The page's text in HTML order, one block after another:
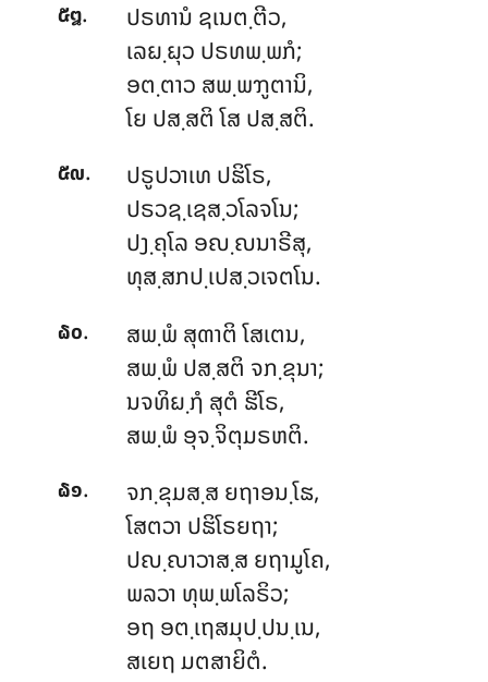
໕໘.
ປຣທານໍ ຊເນຕ຺ຕີວ,
ເລຏ຺ຏຸວ ປຣທພ຺ພກໍ;
ອຕ຺ຕາວ ສພ຺ພຠູຕານິ,
ໂຍ ປສ຺ສຕິ ໂສ ປສ຺ສຕິ.
໕໙.
ປຣູປວາເທ ປຘິໂຣ,
ປຣວຊ຺ເຊສ຺ວໂລຈໂນ;
ປງ຺ຄຸໂລ ອຎ຺ຎນາຣີສຸ,
ທຸສ຺ສກປ຺ເປສ຺ວເຈຕໂນ.
໖໐.
ສພ຺ພໍ ສຸຓາຕິ ໂສເຕນ,
ສພ຺ພໍ ປສ຺ສຕິ ຈກ຺ຂຸນາ;
ນຈທິຏ຺ຐໍ ສຸຕໍ ຘີໂຣ,
ສພ຺ພໍ ອຸຈ຺ຈິຕຸມຣຫຕິ.
໖໑.
ຈກ຺ຂຸມສ຺ສ ຍຖາອນ຺ໂຘ,
ໂສຕວາ ປຘິໂຣຍຖາ;
ປຎ຺ຎາວາສ຺ສ ຍຖາມູໂຄ,
ພລວາ ທຸພ຺ພໂລຣິວ;
ອຖ ອຕ຺ເຖສມຸປ຺ປນ຺ເນ,
ສເຍຖ ມຕສາຍິຕໍ.